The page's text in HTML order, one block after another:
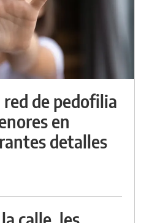
de pedofilia
en
detalles